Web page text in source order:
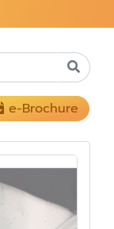
e-Brochure